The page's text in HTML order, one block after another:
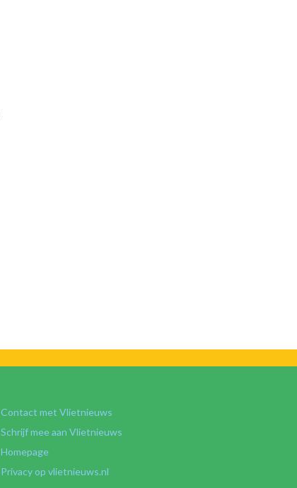
Contact met Vlietnieuws
Schrijf mee aan Vlietnieuws
Homepage
Privacy op vlietnieuws.nl